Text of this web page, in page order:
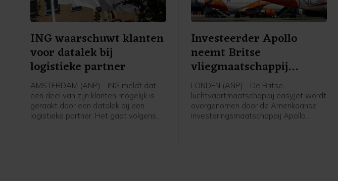
ING waarschuwt klanten
voor datalek bij
logistieke partner
AMSTERDAM (ANP) - ING meldt dat
een deel van zijn klanten mogelijk is
geraakt door een datalek bij een
logistieke partner. Het gaat volgens
Investeerder Apollo
neemt Britse
vliegmaatschappij
easyJet over
LONDEN (ANP) - De Britse
luchtvaartmaatschappij easyJet wordt
overgenomen door de Amerikaanse
investeringsmaatschappij Apollo